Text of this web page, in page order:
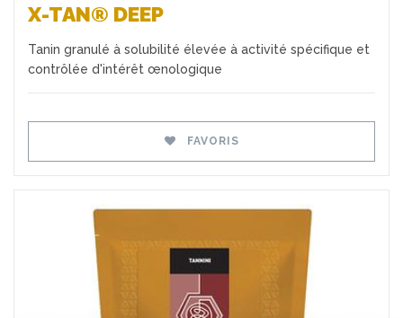
X-TAN® DEEP
Tanin granulé à solubilité élevée à activité spécifique et
contrôlée d'intérêt œnologique
FAVORIS